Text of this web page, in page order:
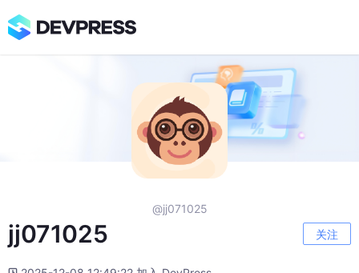
@jj071025
jj071025 关注